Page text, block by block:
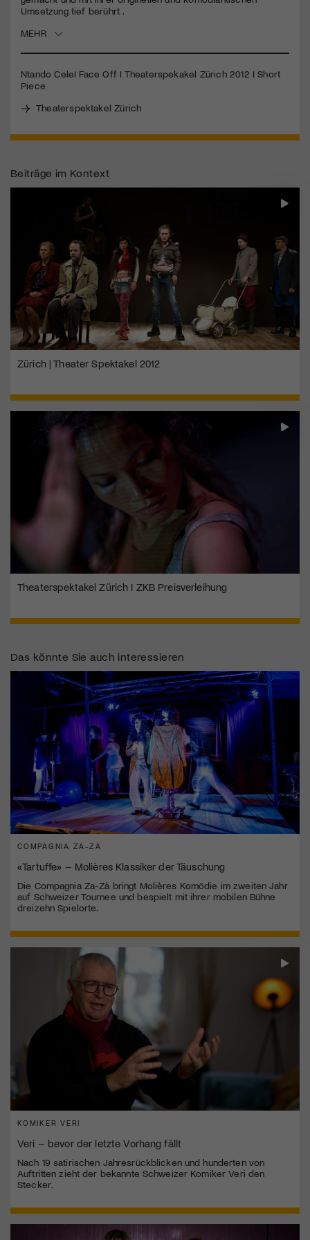
Umsetzung tief berührt .
MEHR
Ntando CeleI Face Off I Theaterspekakel Zürich 2012 I Short
Piece
Theaterspektakel Zürich
Beiträge im Kontext
Zürich | Theater Spektakel 2012
Theaterspektakel Zürich I ZKB Preisverleihung
Das könnte Sie auch interessieren
COMPAGNIA ZA-ZÀ
«Tartuffe» – Molières Klassiker der Täuschung
Die Compagnia Za-Zà bringt Molières Komödie im zweiten Jahr
auf Schweizer Tournee und bespielt mit ihrer mobilen Bühne
dreizehn Spielorte.
KOMIKER VERI
Veri – bevor der letzte Vorhang fällt
Nach 19 satirischen Jahresrückblicken und hunderten von
Auftritten zieht der bekannte Schweizer Komiker Veri den
Stecker.
Jetzt Mitglied werden